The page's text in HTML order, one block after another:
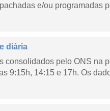
e/ou programadas
diária
consolidados pelo ONS na
9:15h, 14:15 e 17h. Os